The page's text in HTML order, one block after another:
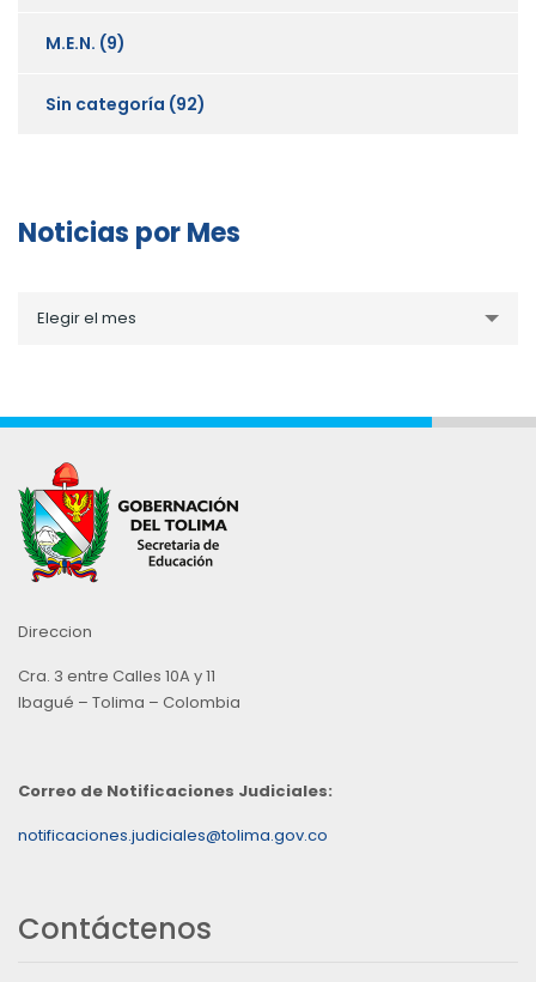
M.E.N. (9)
Sin categoría (92)
Noticias por Mes
porElegir el mes
Direccion
Cra. 3 entre Calles 10A y 11
Ibagué – Tolima – Colombia
Correo de Notificaciones Judiciales:
notificaciones.judiciales@tolima.gov.co
Contáctenos